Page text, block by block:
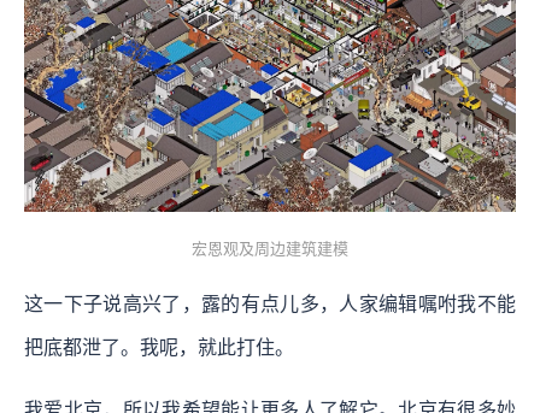
宏恩观及周边建筑建模
这一下子说高兴了，露的有点儿多，人家编辑嘱咐我不能
把底都泄了。我呢，就此打住。